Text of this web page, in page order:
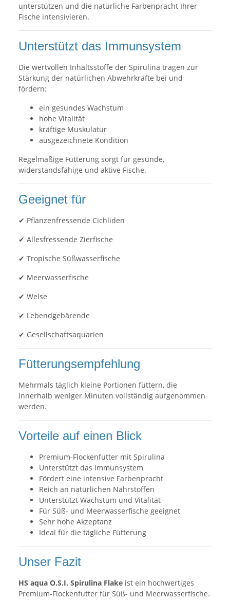
unterstützen und die natürliche Farbenpracht Ihrer
Fische intensivieren.
Unterstützt das Immunsystem
Die wertvollen Inhaltsstoffe der Spirulina tragen zur
Stärkung der natürlichen Abwehrkräfte bei und
fördern:
ein gesundes Wachstum
hohe Vitalität
kräftige Muskulatur
ausgezeichnete Kondition
Regelmäßige Fütterung sorgt für gesunde,
widerstandsfähige und aktive Fische.
Geeignet für
✔ Pflanzenfressende Cichliden
✔ Allesfressende Zierfische
✔ Tropische Süßwasserfische
✔ Meerwasserfische
✔ Welse
✔ Lebendgebärende
✔ Gesellschaftsaquarien
Fütterungsempfehlung
Mehrmals täglich kleine Portionen füttern, die
innerhalb weniger Minuten vollständig aufgenommen
werden.
Vorteile auf einen Blick
Premium-Flockenfutter mit Spirulina
Unterstützt das Immunsystem
Fördert eine intensive Farbenpracht
Reich an natürlichen Nährstoffen
Unterstützt Wachstum und Vitalität
Für Süß- und Meerwasserfische geeignet
Sehr hohe Akzeptanz
Ideal für die tägliche Fütterung
Unser Fazit
HS aqua O.S.I. Spirulina Flake ist ein hochwertiges
Premium-Flockenfutter für Süß- und Meerwasserfische.